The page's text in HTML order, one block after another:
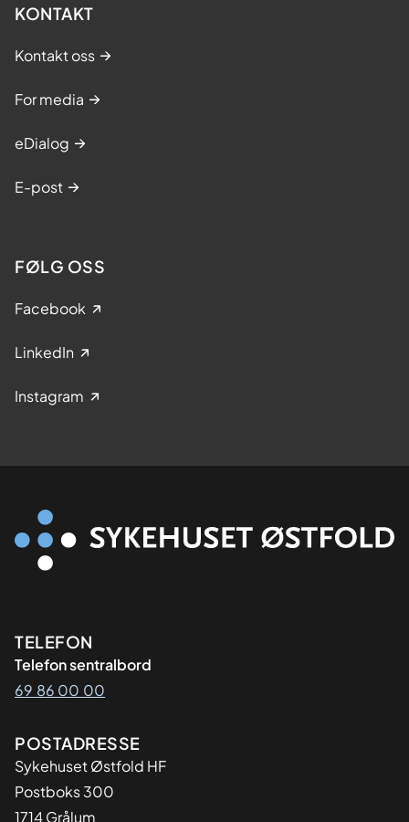
KONTAKT
Kontakt oss
For media
eDialog
E-post
FØLG OSS
Facebook
LinkedIn
Instagram
Kontaktinformasjon
TELEFON
Telefon sentralbord
69 86 00 00
Adresse
POSTADRESSE
Sykehuset Østfold HF
Postboks 300
1714 Grålum